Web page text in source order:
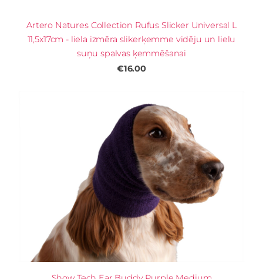
Artero Natures Collection Rufus Slicker Universal L
11,5x17cm - liela izmēra slikerķemme vidēju un lielu
suņu spalvas ķemmēšanai
€16.00